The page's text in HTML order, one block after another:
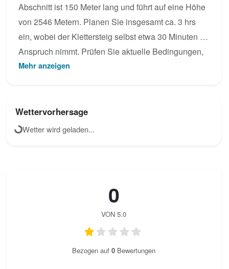
Abschnitt ist 150 Meter lang und führt auf eine Höhe
von 2546 Metern. Planen Sie insgesamt ca. 3 hrs
ein, wobei der Klettersteig selbst etwa 30 Minuten in
Anspruch nimmt. Prüfen Sie aktuelle Bedingungen,
sehen Sie das Topo an oder laden Sie eigene Fotos
Mehr anzeigen
Wettervorhersage
Wetter wird geladen...
0
VON 5.0
Bezogen auf 0 Bewertungen